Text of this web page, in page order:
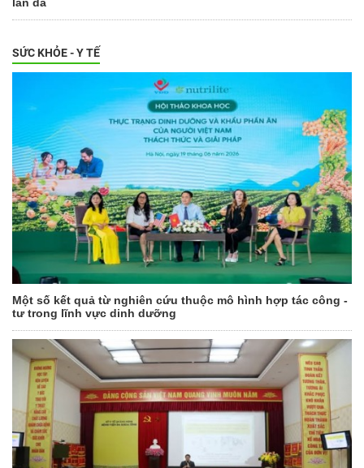
SỨC KHỎE - Y TẾ
Một số kết quả từ nghiên cứu thuộc mô hình hợp tác công -
tư trong lĩnh vực dinh dưỡng